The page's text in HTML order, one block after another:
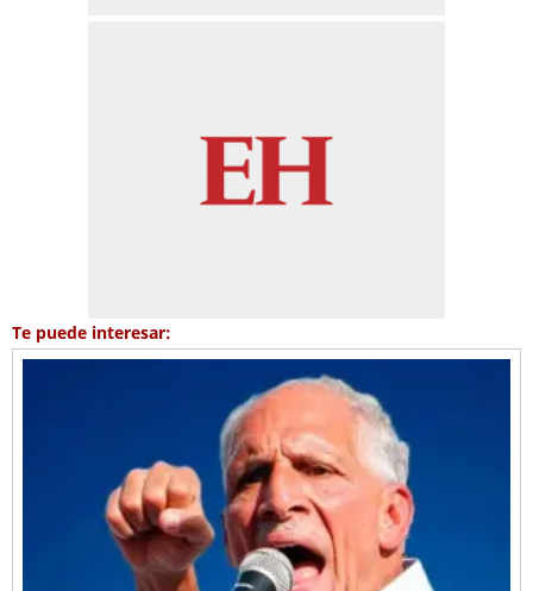
Te puede interesar: